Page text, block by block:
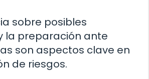
sobre posibles
la preparación ante
son aspectos clave en
de riesgos.